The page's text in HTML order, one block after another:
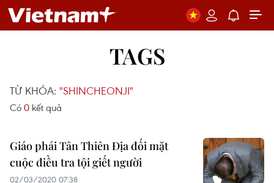
TAGS
TỪ KHÓA: "SHINCHEONJI"
Có 0 kết quả
Giáo phái Tân Thiên Địa đối mặt
cuộc điều tra tội giết người
02/03/2020 07:38